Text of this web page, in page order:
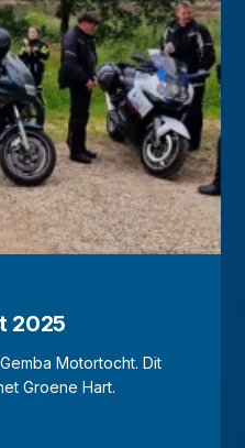
2025
Motortocht. Dit
Groene Hart.